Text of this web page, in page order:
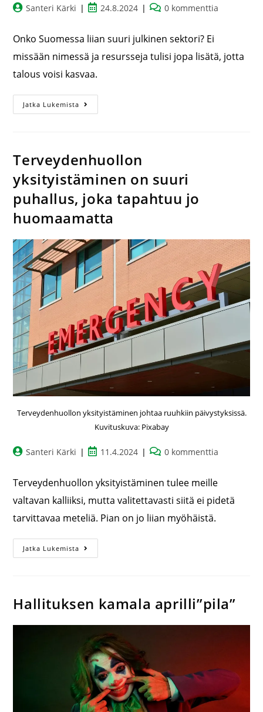
Santeri Kärki 24.8.2024 0 kommenttia
Onko Suomessa liian suuri julkinen sektori? Ei
missään nimessä ja resursseja tulisi jopa lisätä, jotta
talous voisi kasvaa.
Jatka Lukemista
Terveydenhuollon
yksityistäminen on suuri
puhallus, joka tapahtuu jo
huomaamatta
Terveydenhuollon yksityistäminen johtaa ruuhkiin päivystyksissä.
Kuvituskuva: Pixabay
Santeri Kärki 11.4.2024 0 kommenttia
Terveydenhuollon yksityistäminen tulee meille
valtavan kalliiksi, mutta valitettavasti siitä ei pidetä
tarvittavaa meteliä. Pian on jo liian myöhäistä.
Jatka Lukemista
Hallituksen kamala aprilli”pila”